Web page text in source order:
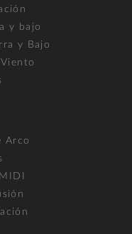
y bajo
y Bajo
Arco